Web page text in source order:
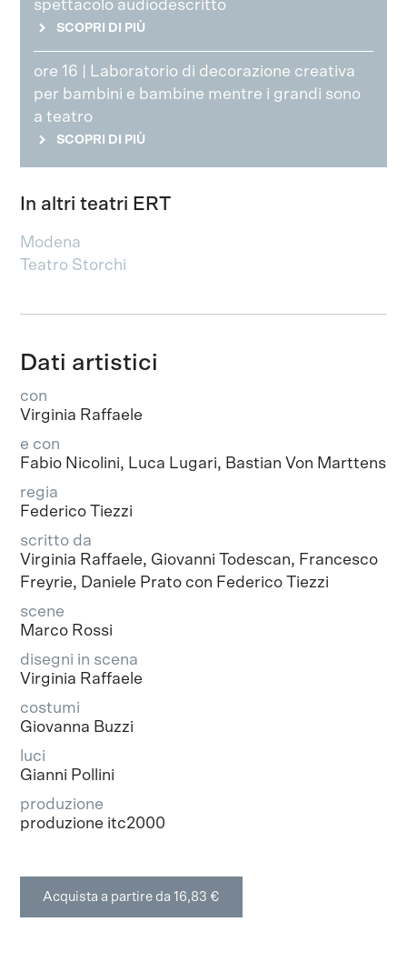
spettacolo audiodescritto
SCOPRI DI PIÙ
ore 16 | Laboratorio di decorazione creativa
per bambini e bambine mentre i grandi sono
a teatro
SCOPRI DI PIÙ
In altri teatri ERT
Modena
Teatro Storchi
Dati artistici
con
Virginia Raffaele
e con
Fabio Nicolini, Luca Lugari, Bastian Von Marttens
regia
Federico Tiezzi
scritto da
Virginia Raffaele, Giovanni Todescan, Francesco
Freyrie, Daniele Prato con Federico Tiezzi
scene
Marco Rossi
disegni in scena
Virginia Raffaele
costumi
Giovanna Buzzi
luci
Gianni Pollini
produzione
produzione itc2000
Acquista a partire da 16,83 €